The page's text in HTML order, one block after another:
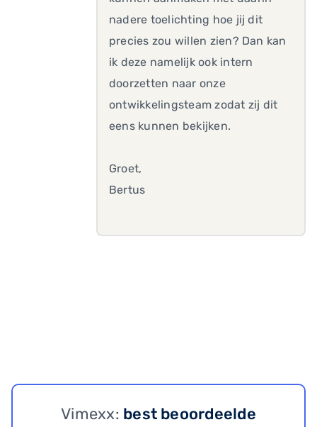
nadere toelichting hoe jij dit
precies zou willen zien? Dan kan
ik deze namelijk ook intern
doorzetten naar onze
ontwikkelingsteam zodat zij dit
eens kunnen bekijken.
Groet,
Bertus
Vimexx: best beoordeelde